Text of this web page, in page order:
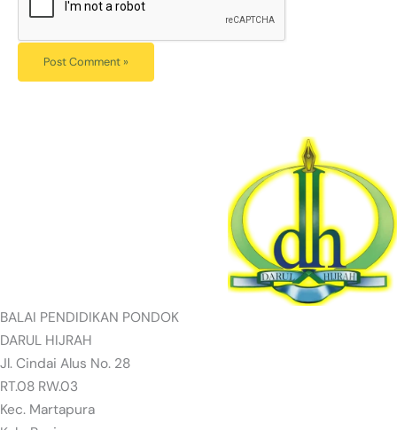
BALAI PENDIDIKAN PONDOK
DARUL HIJRAH
Jl. Cindai Alus No. 28
RT.08 RW.03
Kec. Martapura